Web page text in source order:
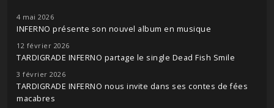
4 mai 2026
INFERNO présente son nouvel album en musique
12 février 2026
TARDIGRADE INFERNO partage le single Dead Fish Smile
3 février 2026
TARDIGRADE INFERNO nous invite dans ses contes de fées
macabres